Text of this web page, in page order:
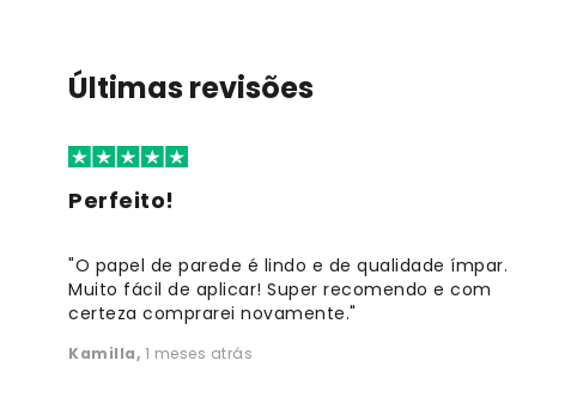
Últimas revisões
Perfeito!
"O papel de parede é lindo e de qualidade ímpar.
Muito fácil de aplicar! Super recomendo e com
certeza comprarei novamente."
Kamilla, 1 meses atrás